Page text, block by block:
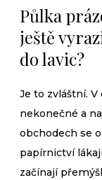
Půlka
ještě
do lavic?
Je to zvláštní.
nekonečné a
obchodech se
papírnictví
začínají